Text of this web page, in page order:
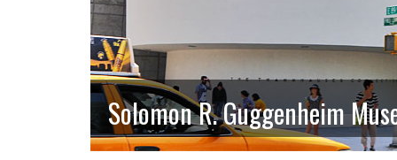
Solomon R. Guggenheim